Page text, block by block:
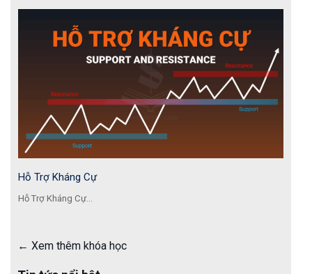
Hỗ Trợ Kháng Cự
Hỗ Trợ Kháng Cự...
Xem thêm khóa học